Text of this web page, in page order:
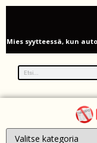
Mies syytteessä, kun
New Yorkin NBA-
ja busseja
Kimi ja Minttu